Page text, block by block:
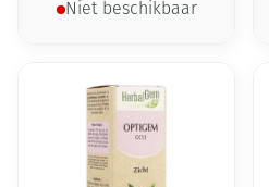
Niet beschikbaar